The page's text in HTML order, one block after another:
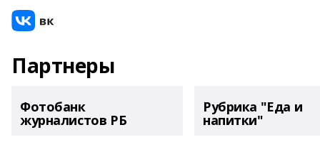
Партнеры
Фотобанк
журналистов РБ
Рубрика "Еда и
напитки"